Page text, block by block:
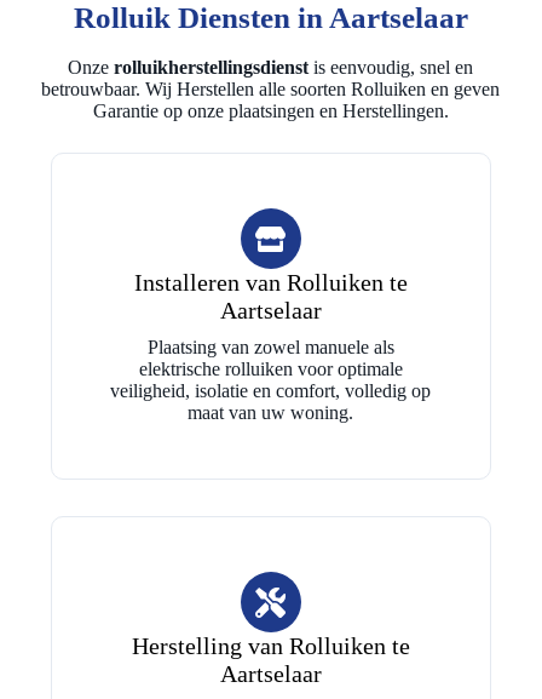
Rolluik Diensten in Aartselaar
Onzerolluikherstellingsdienst is eenvoudig, snel en
betrouwbaar. Wij Herstellen alle soorten Rolluiken en geven
Garantie op onze plaatsingen en Herstellingen.
Installeren van Rolluiken te
Aartselaar
Plaatsing van zowel manuele als
elektrische rolluiken voor optimale
veiligheid, isolatie en comfort, volledig op
maat van uw woning.
Herstelling van Rolluiken te
Aartselaar